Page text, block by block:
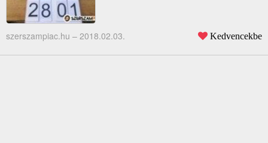
szerszampiac.hu – 2018.02.03. Kedvencekbe